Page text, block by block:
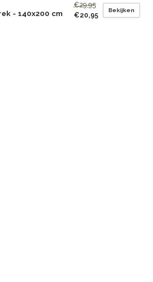
- 140x200 cm
€29,95
€20,95
Bekijken